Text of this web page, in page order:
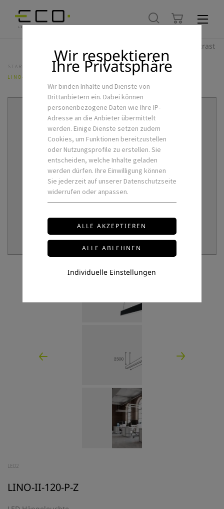
Hoher Kontrast
STARTSEITE LED-INNENLEUCHTEN
HÄNGELEUCHTEN
LINO-II-120-P-Z
LED2
LINO-II-120-P-Z
Wir respektieren
Ihre Privatsphäre
Wir binden Inhalte und Dienste von
Drittanbietern ein. Dabei können
personenbezogene Daten wie Ihre IP-
Adresse an die Anbieter übermittelt
werden. Einige Dienste setzen zudem
Cookies, um Funktionen bereitzustellen
oder Nutzungsprofile zu erstellen. Sie
entscheiden, welche Inhalte geladen
werden dürfen. Ihre Einwilligung können
Sie jederzeit auf unserer Datenschutzseite
widerrufen oder anpassen.
Individuelle Einstellungen